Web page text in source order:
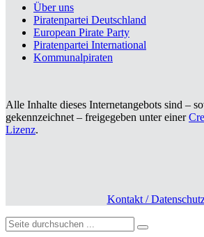
Über uns
Piratenpartei Deutschland
European Pirate Party
Piratenpartei International
Kommunalpiraten
Alle Inhalte dieses Internetangebots sind –
gekennzeichnet – freigegeben unter einer
Lizenz.
Kontakt /